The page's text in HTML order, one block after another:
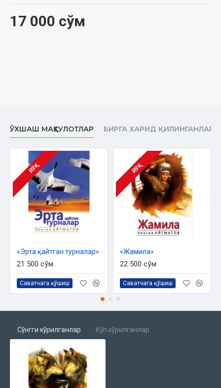
Муқоваси: қаттиқ
17 000 сўм
ЎХШАШ МАҲСУЛОТЛАР БИРГА ХАРИД ҚИЛИНГАНЛАР
ЙЎҚ
«Эрта қайтган турналар»
21 500 сўм
Саватчага қўшиш
ЙЎҚ
«Жамила»
22 500 сўм
Саватчага қўшиш
Сўнгги кўрилганлар Кўп кўрилганлар